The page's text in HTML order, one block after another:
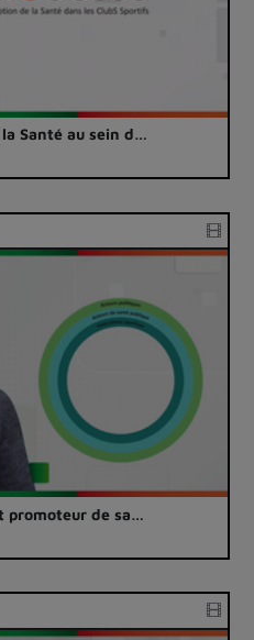
la Santé au sein d…
promoteur de sa…